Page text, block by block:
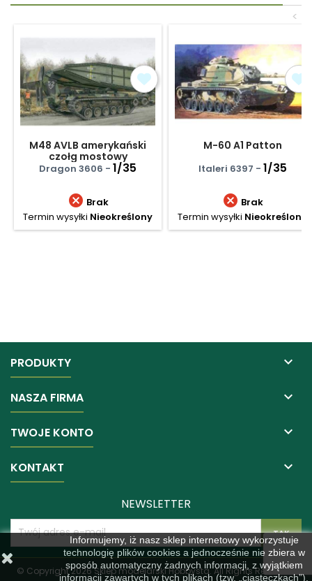
<
M48 AVLB amerykański
czołg mostowy
Dragon 3606 - 1/35
 Brak
Termin wysyłki Nieokreślony
M-60 A1 Patton
Italeri 6397 - 1/35
 Brak
Termin wysyłki Nieokreślony
PRODUKTY 
NASZA FIRMA 
TWOJE KONTO 
KONTAKT 
Informujemy, iż nasz sklep internetowy wykorzystuje
technologię plików cookies a jednocześnie nie zbiera w
sposób automatyczny żadnych informacji, z wyjątkiem
informacji zawartych w tych plikach (tzw. „ciasteczkach”).
NEWSLETTER
© Copyright 2026 Sklep modelarski Hobbysta. All Rights Reserved.